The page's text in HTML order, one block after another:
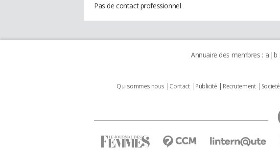
Pas de contact professionnel
Annuaire des membres : a b
Qui sommes nous Contact Publicité Recrutement Societé